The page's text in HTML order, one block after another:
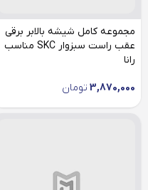
مجموعه کامل شیشه بالابر برقی
عقب راست سبزوار SKC مناسب
رانا
3,870,000 تومان